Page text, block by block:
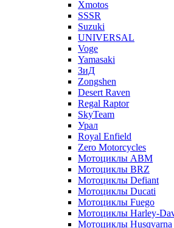
Xmotos
SSSR
Suzuki
UNIVERSAL
Voge
Yamasaki
ЗиД
Zongshen
Desert Raven
Regal Raptor
SkyTeam
Урал
Royal Enfield
Zero Motorcycles
Мотоциклы ABM
Мотоциклы BRZ
Мотоциклы Defiant
Мотоциклы Ducati
Мотоциклы Fuego
Мотоциклы Harley-
Мотоциклы Husqvarna